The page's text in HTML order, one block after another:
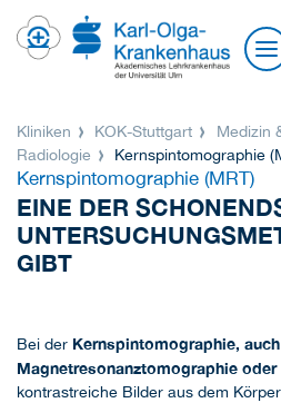
Kliniken KOK-Stuttgart Medizin
Radiologie
Kernspintomographie
Kernspintomographie (MRT)
EINE DER
GIBT
Bei der Kernspintomographie, auch
Magnetresonanztomographie oder
kontrastreiche Bilder aus dem